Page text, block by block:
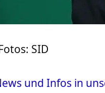
SID
und Infos in